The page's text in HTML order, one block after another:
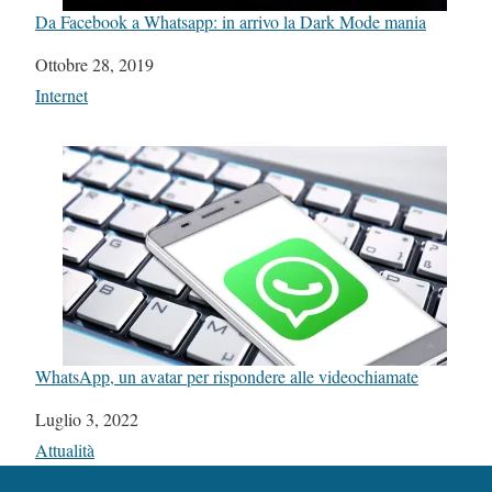
Da Facebook a Whatsapp: in arrivo la Dark Mode mania
Data
Ottobre 28, 2019
In relazione a
Internet
WhatsApp, un avatar per rispondere alle videochiamate
Data
Luglio 3, 2022
In relazione a
Attualità